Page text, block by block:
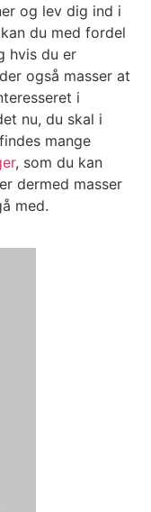
og lev dig ind i
du med fordel
hvis du er
også masser at
i
nu, du skal i
mange
, som du kan
dermed masser
med.